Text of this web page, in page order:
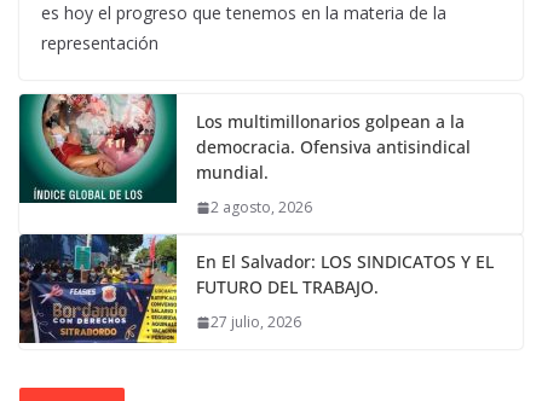
es hoy el progreso que tenemos en la materia de la
representación
Los multimillonarios golpean a la
democracia. Ofensiva antisindical
mundial.
2 agosto, 2026
En El Salvador: LOS SINDICATOS Y EL
FUTURO DEL TRABAJO.
27 julio, 2026